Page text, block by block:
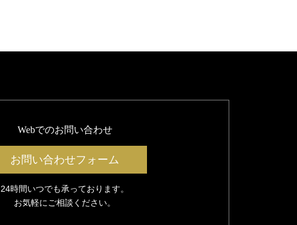
Webでのお問い合わせ
お問い合わせフォーム
24時間いつでも承っております。
お気軽にご相談ください。